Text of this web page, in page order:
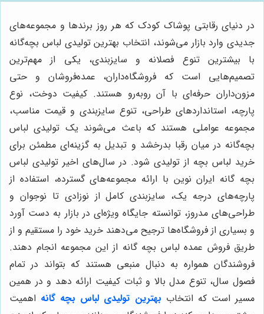
در دنیای رقابتی پوشاک کودک که هر روز برندها و مجموعه‌های
جدیدی وارد بازار می‌شوند، انتخاب بهترین تولیدی لباس بچه‌گانه
با بیشترین تنوع فصلانه و سایزبندی، یکی از مهم‌ترین
تصمیم‌هایی است که فروشگاه‌داران، عمده‌فروشان و حتی
مزون‌داران حرفه‌ای با آن روبه‌رو هستند. کیفیت دوخت، نوع
پارچه، استانداردهای طراحی، تنوع سایزبندی و قیمت مناسب،
مجموعه عواملی هستند که باعث می‌شوند یک تولیدی لباس
بچه‌گانه در میان رقبا بدرخشد و تبدیل به گزینه‌ای مطمئن برای
خرید لباس بچه از تولیدی شود. در سال‌های اخیر تولیدی لباس
بچه گانه ایران نوین با ارائه مجموعه‌های گسترده، استفاده از
پارچه‌های درجه یک، سایزبندی کامل از نوزادی تا نوجوان و
طراحی‌های مدروز، توانسته جایگاه ویژه‌ای در بازار به دست آورد
و بسیاری از فروشگاه‌ها ترجیح می‌دهند خرید خود را مستقیم و از
طریق فروش عمده لباس بچه گانه از این مجموعه انجام دهند.
فروشندگان همواره به دنبال منبعی هستند که بتواند در تمام
فصول سال، تنوع مدل بالا و ثبات کیفیت ارائه دهد و در همین
مسیر است که انتخاب بهترین تولیدی لباس بچه گانه اهمیت